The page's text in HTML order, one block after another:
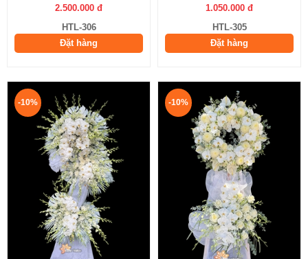
2.500.000 đ
HTL-306
Đặt hàng
1.050.000 đ
HTL-305
Đặt hàng
-10% -10%